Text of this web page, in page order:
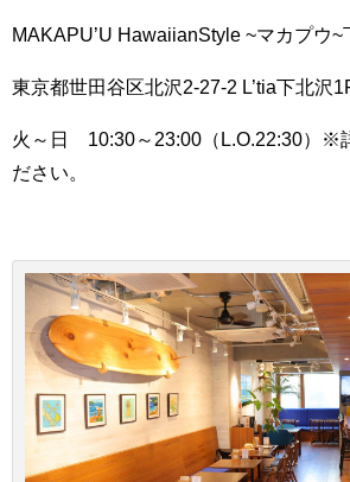
MAKAPU’U HawaiianStyle ~マカプウ~
東京都世田谷区北沢2-27-2 L’tia下北沢
火～日 10:30～23:00（L.O.22:30）※
ださい。